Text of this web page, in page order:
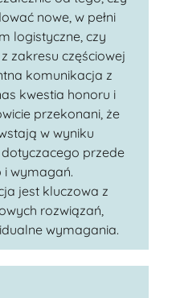
nowe, w pełni
logistyczne, czy
zakresu częściowej
komunikacja z
kwestia honoru i
przekonani, że
w wyniku
przede
i wymagań.
jest kluczowa z
rozwiązań,
wymagania.